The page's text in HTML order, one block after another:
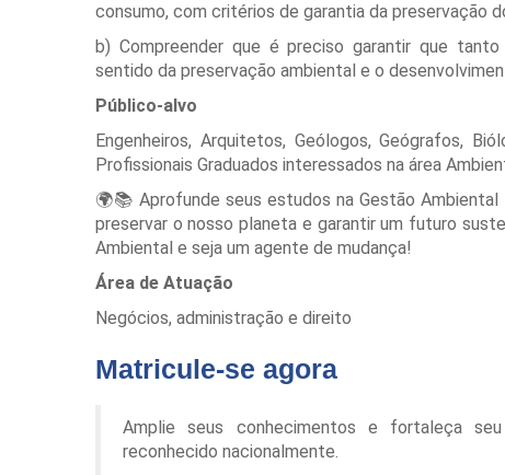
consumo, com critérios de garantia da preservação
b) Compreender que é preciso garantir que
sentido da preservação ambiental e o
Público-alvo
Engenheiros, Arquitetos, Geólogos, Geógrafos,
Profissionais Graduados interessados na área
🌍📚 Aprofunde seus estudos na Gestão
preservar o nosso planeta e garantir um futuro
Ambiental e seja um agente de mudança!
Área de Atuação
Negócios, administração e direito
Matricule-se agora
Amplie seus conhecimentos e fortaleça
reconhecido nacionalmente.